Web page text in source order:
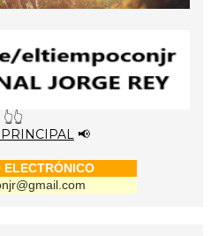
👆👆
📢
ELECTRÓNICO